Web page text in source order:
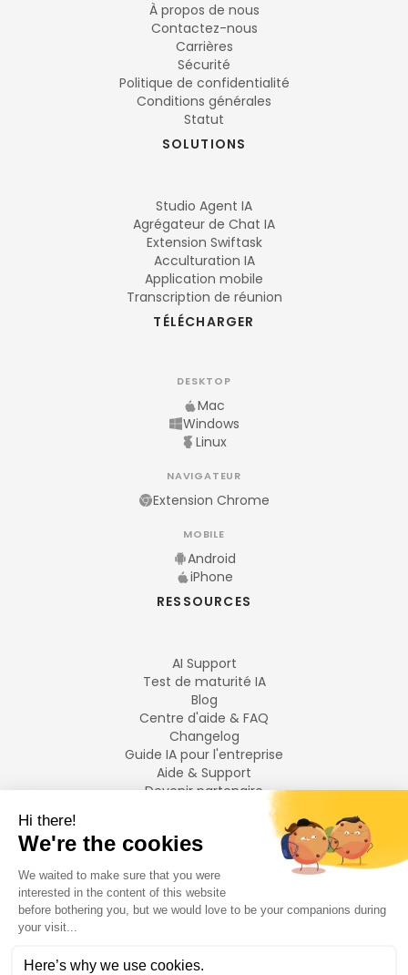
À propos de nous
Contactez-nous
Carrières
Sécurité
Politique de confidentialité
Conditions générales
Statut
SOLUTIONS
Studio Agent IA
Agrégateur de Chat IA
Extension Swiftask
Acculturation IA
Application mobile
Transcription de réunion
TÉLÉCHARGER
DESKTOP
Mac
Windows
Linux
NAVIGATEUR
Extension Chrome
MOBILE
Android
iPhone
RESSOURCES
AI Support
Test de maturité IA
Blog
Centre d'aide & FAQ
Changelog
Guide IA pour l'entreprise
Aide & Support
Devenir partenaire
LANGUES
Français
English